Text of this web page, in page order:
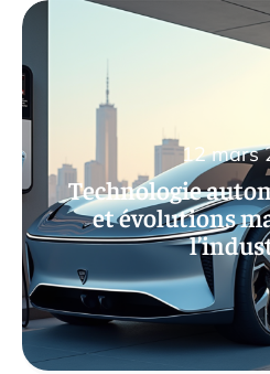
Technologie
et évolutions
12 mars